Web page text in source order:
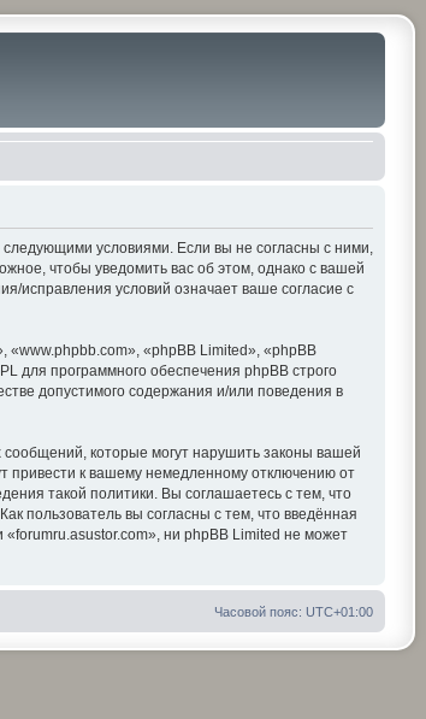
условиями. Если вы не согласны с ними,
чтобы уведомить вас об этом, однако с вашей
исправления условий означает ваше согласие с
«phpBB Limited», «phpBB
для программного обеспечения phpBB строго
допустимого содержания и/или поведения в
которые могут нарушить законы вашей
привести к вашему немедленному отключению от
такой политики. Вы соглашаетесь с тем, что
пользователь вы согласны с тем, что введённая
ни phpBB Limited не может
Часовой пояс: UTC+01:00